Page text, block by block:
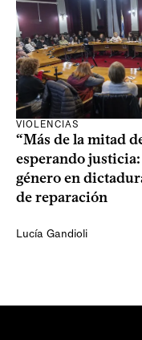
VIOLENCIAS
“Más de la mitad
esperando
género en
de reparación
Lucía Gandioli